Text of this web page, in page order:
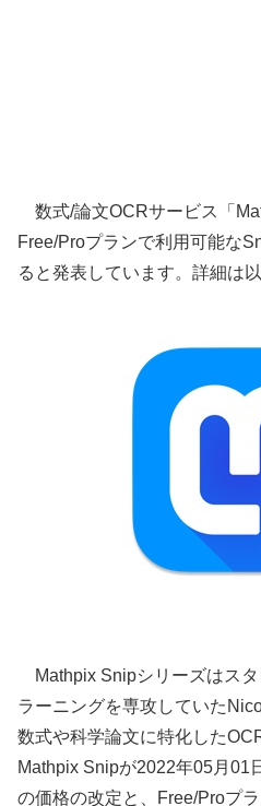
数式/論文OCRサービス「
Free/Proプランで利用可能な
ると発表しています。詳細は以
Mathpix Snipシリーズはス
ラーニングを専攻していた
数式や科学論文に特化した
Mathpix Snipが2022年05月01
の価格の改定と、Free/Proプ